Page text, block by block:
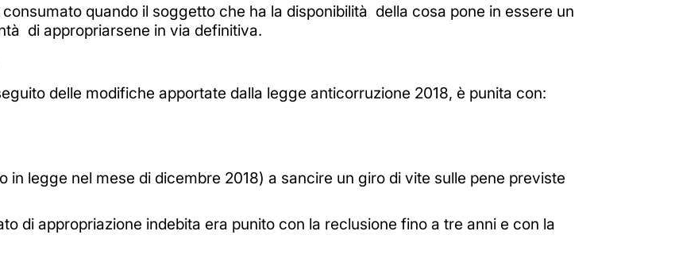
quando il soggetto che ha la disponibilità della cosa pone in essere un
di appropriarsene in via definitiva.
delle modifiche apportate dalla legge anticorruzione 2018, è punita con:
in legge nel mese di dicembre 2018) a sancire un giro di vite sulle pene previste
di appropriazione indebita era punito con la reclusione fino a tre anni e con la